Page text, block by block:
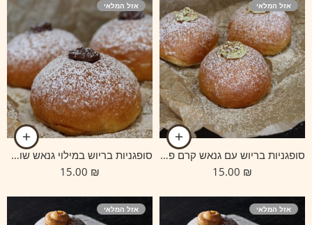
אזל המלאי
סופגניות בריוש עם גנאש קרם פיסטוק
₪
אזל המלאי
סופגניות בריוש במילוי גנאש שוקולד
₪
אזל המלאי אזל המלאי